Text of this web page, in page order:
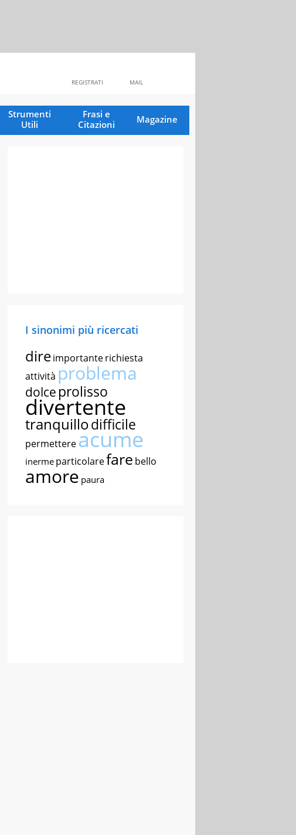
MAIL
REGISTRATI
Strumenti
Utili
Frasi e
Citazioni
Magazine
I sinonimi più ricercati
direimportanterichiesta
attività problema
dolce prolisso
divertente
tranquillodifficile
permettereacume
inerme particolarefare bello
amore paura